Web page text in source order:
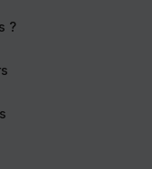
?
pour